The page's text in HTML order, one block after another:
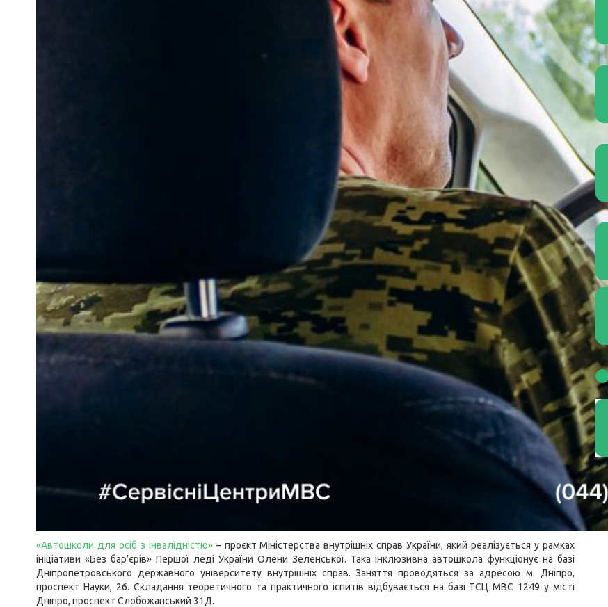
«Автошколи для осіб з інвалідністю»– проєкт Міністерства внутрішніх справ України, який реалізується у рамках
ініціативи «Без бар’єрів» Першої леді України Олени Зеленської. Така інклюзивна автошкола функціонує на базі
Дніпропетровського державного університету внутрішніх справ. Заняття проводяться за адресою м. Дніпро,
проспект Науки, 26. Складання теоретичного та практичного іспитів відбувається на базі ТСЦ МВС 1249 у місті
Дніпро, проспект Слобожанський 31Д.